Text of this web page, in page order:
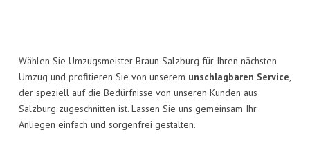
Wählen Sie Umzugsmeister Braun Salzburg für Ihren nächsten
Umzug und profitieren Sie von unserem unschlagbaren Service,
der speziell auf die Bedürfnisse von unseren Kunden aus
Salzburg zugeschnitten ist. Lassen Sie uns gemeinsam Ihr
Anliegen einfach und sorgenfrei gestalten.